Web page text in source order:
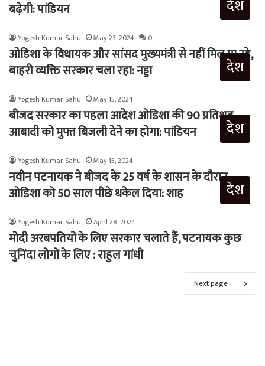
बढ़ेगी: पांडियन
देश
Yogesh Kumar Sahu May 23, 2024 0
ओडिशा के विधायक और सांसद मुख्यमंत्री से नहीं मिल पा रहे,
बाहरी व्यक्ति सरकार चला रहा: नड्डा
देश
Yogesh Kumar Sahu May 15, 2024
बीजद सरकार का पहला आदेश ओडिशा की 90 प्रतिशत
आबादी को मुफ्त बिजली देने का होगा: पांडियन
देश
Yogesh Kumar Sahu May 15, 2024
नवीन पटनायक ने बीजद के 25 वर्ष के शासन के दौरान
ओडिशा को 50 साल पीछे धकेल दिया: शाह
देश
Yogesh Kumar Sahu April 28, 2024
मोदी अरबपतियों के लिए सरकार चलाते हैं, पटनायक कुछ
चुनिंदा लोगों के लिए : राहुल गांधी
Next page